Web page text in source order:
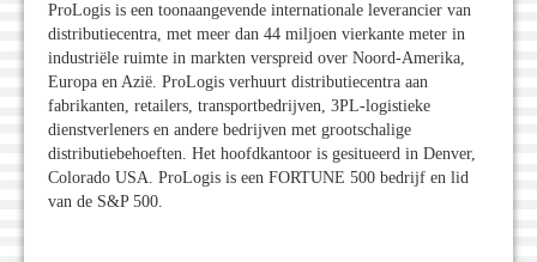
ProLogis is een toonaangevende internationale leverancier van
distributiecentra, met meer dan 44 miljoen vierkante meter in
industriële ruimte in markten verspreid over Noord-Amerika,
Europa en Azië. ProLogis verhuurt distributiecentra aan
fabrikanten, retailers, transportbedrijven, 3PL-logistieke
dienstverleners en andere bedrijven met grootschalige
distributiebehoeften. Het hoofdkantoor is gesitueerd in Denver,
Colorado USA. ProLogis is een FORTUNE 500 bedrijf en lid
van de S&P 500.